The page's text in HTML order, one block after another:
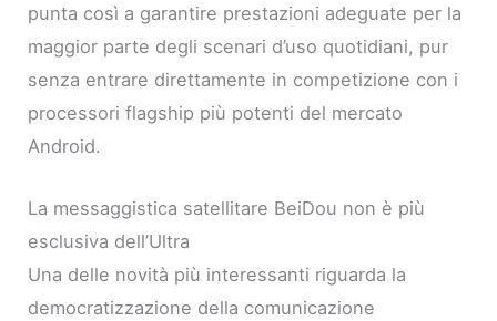
punta così a garantire prestazioni adeguate per la
maggior parte degli scenari d’uso quotidiani, pur
senza entrare direttamente in competizione con i
processori flagship più potenti del mercato
Android.
La messaggistica satellitare BeiDou non è più
esclusiva dell’Ultra
Una delle novità più interessanti riguarda la
democratizzazione della comunicazione